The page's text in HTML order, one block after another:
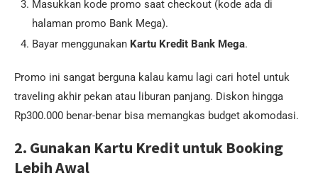
Masukkan kode promo saat checkout (kode ada di
halaman promo Bank Mega).
Bayar menggunakan Kartu Kredit Bank Mega.
Promo ini sangat berguna kalau kamu lagi cari hotel untuk
traveling akhir pekan atau liburan panjang. Diskon hingga
Rp300.000 benar-benar bisa memangkas budget akomodasi.
2. Gunakan Kartu Kredit untuk Booking
Lebih Awal